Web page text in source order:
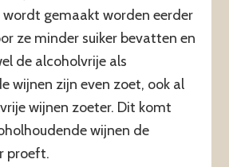
gemaakt worden eerder
ze minder suiker bevatten en
de alcoholvrije als
wijnen zijn even zoet, ook al
wijnen zoeter. Dit komt
wijnen de
proeft.